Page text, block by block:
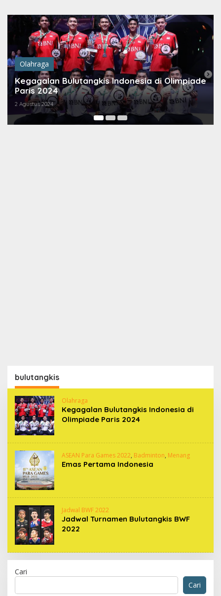
konten
Olahraga
Kegagalan Bulutangkis Indonesia di Olimpiade
Paris 2024
2 Agustus 2024
bulutangkis
Olahraga
Kegagalan Bulutangkis Indonesia di
Olimpiade Paris 2024
ASEAN Para Games 2022, Badminton, Menang
Emas Pertama Indonesia
Jadwal BWF 2022
Jadwal Turnamen Bulutangkis BWF
2022
Cari
Cari